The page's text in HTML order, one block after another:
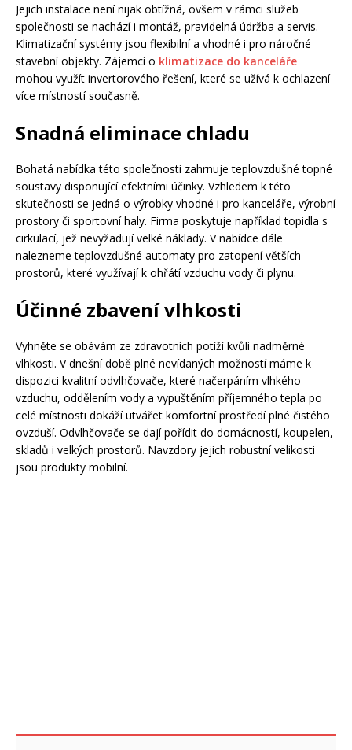
Jejich instalace není nijak obtížná, ovšem v rámci služeb
společnosti se nachází i montáž, pravidelná údržba a servis.
Klimatizační systémy jsou flexibilní a vhodné i pro náročné
stavební objekty. Zájemci o klimatizace do kanceláře
mohou využít invertorového řešení, které se užívá k ochlazení
více místností současně.
Snadná eliminace chladu
Bohatá nabídka této společnosti zahrnuje teplovzdušné topné
soustavy disponující efektními účinky. Vzhledem k této
skutečnosti se jedná o výrobky vhodné i pro kanceláře, výrobní
prostory či sportovní haly. Firma poskytuje například topidla s
cirkulací, jež nevyžadují velké náklady. V nabídce dále
nalezneme teplovzdušné automaty pro zatopení větších
prostorů, které využívají k ohřátí vzduchu vody či plynu.
Účinné zbavení vlhkosti
Vyhněte se obávám ze zdravotních potíží kvůli nadměrné
vlhkosti. V dnešní době plné nevídaných možností máme k
dispozici kvalitní odvlhčovače, které načerpáním vlhkého
vzduchu, oddělením vody a vypuštěním příjemného tepla po
celé místnosti dokáží utvářet komfortní prostředí plné čistého
ovzduší. Odvlhčovače se dají pořídit do domácností, koupelen,
skladů i velkých prostorů. Navzdory jejich robustní velikosti
jsou produkty mobilní.